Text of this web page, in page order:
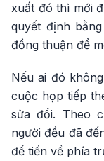
xuất đó thì mới
quyết định
đồng thuận để
Nếu ai đó
cuộc họp tiếp
sửa đổi. Theo
người đều đã
để tiến về phía